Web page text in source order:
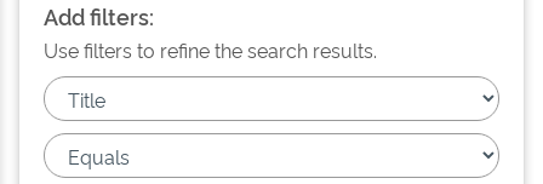
Add filters:
Use filters to refine the search results.